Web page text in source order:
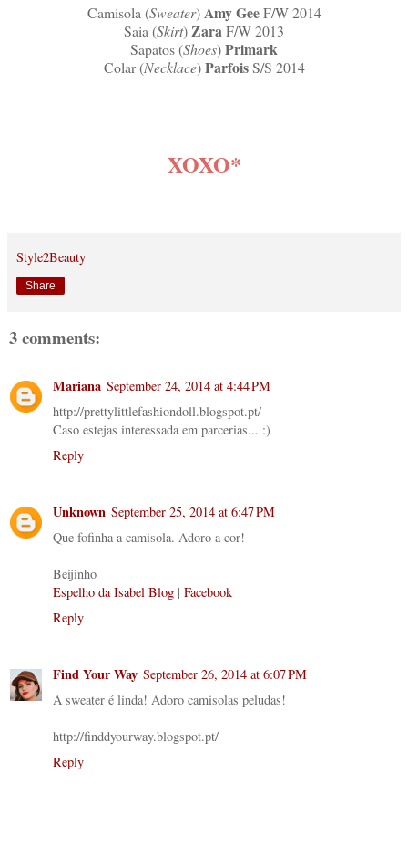
Camisola (Sweater)Amy GeeF/W 2014
Saia (Skirt)ZaraF/W 2013
Sapatos (Shoes)Primark
Colar (Necklace)ParfoisS/S 2014
XOXO*
Style2Beauty
Share
3 comments:
Mariana September 24, 2014 at 4:44 PM
http://prettylittlefashiondoll.blogspot.pt/
Caso estejas interessada em parcerias... :)
Reply
Unknown September 25, 2014 at 6:47 PM
Que fofinha a camisola. Adoro a cor!
Beijinho
Espelho da Isabel Blog | Facebook
Reply
Find Your Way September 26, 2014 at 6:07 PM
A sweater é linda! Adoro camisolas peludas!
http://finddyourway.blogspot.pt/
Reply